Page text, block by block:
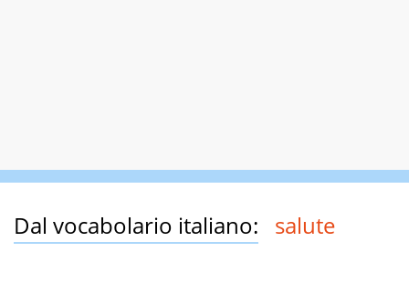
Dal vocabolario italiano: salute